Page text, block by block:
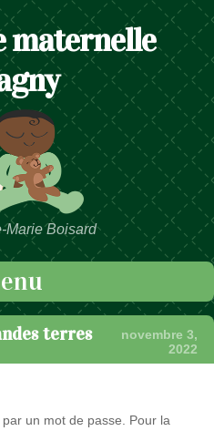
maternelle
Marie Boisard
terres
novembre 3,
2022
un mot de passe. Pour la